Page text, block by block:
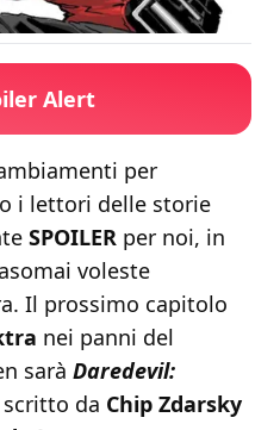
Alert
per
i lettori delle storie
SPOILER per noi, in
voleste
Il prossimo capitolo
nei panni del
sarà Daredevil:
da Chip Zdarsky